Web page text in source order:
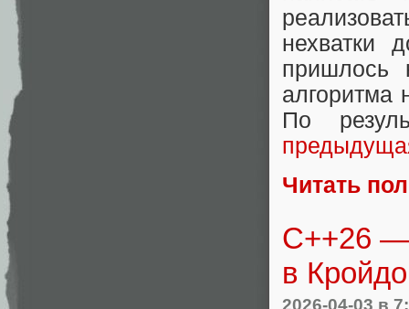
нехватки
пришлось
алгоритма
По
Читать
С++26 —
в
2026-04-03 в